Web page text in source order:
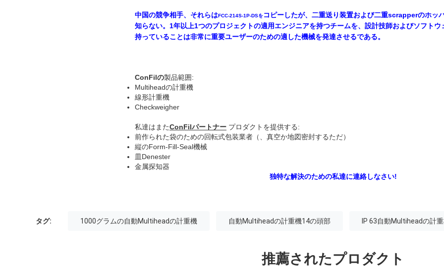
中国の競争相手、それらはFCC-214S-1P-DSをコピーしたが、二重送り装置および二重scrapperのホッ
知らない。1年以上1つのプロジェクトの適用エンジニアを持つチームを、設計技師およびソフト
持っていることは非常に重要ユーザーのための適した機械を発達させるである。
ConFilの製品範囲:
Multiheadの計重機
線形計重機
Checkweigher
私達はまたConFilパートナー プロダクトを提供する:
前作られた袋のための回転式包装業者（、真空か地図密封するただ）
縦のForm-Fill-Seal機械
皿Denester
金属探知器
独特な解決のための私達に連絡しなさい!
タグ: 1000グラムの自動Multiheadの計重機 自動Multiheadの計重機14の頭部 IP 63自動Multiheadの計
推薦されたプロダクト